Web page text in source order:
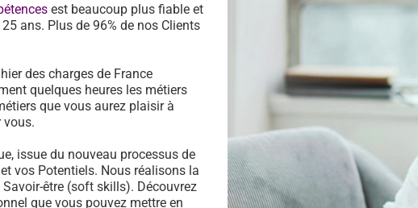
est beaucoup plus fiable et
ans. Plus de 96% de nos Clients
des charges de France
quelques heures les métiers
que vous aurez plaisir à
vous.
issue du nouveau processus de
vos Potentiels. Nous réalisons la
être (soft skills). Découvrez
que vous pouvez mettre en